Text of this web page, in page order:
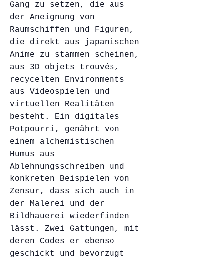
Gang zu setzen, die aus
der Aneignung von
Raumschiffen und Figuren,
die direkt aus japanischen
Anime zu stammen scheinen,
aus 3D objets trouvés,
recycelten Environments
aus Videospielen und
virtuellen Realitäten
besteht. Ein digitales
Potpourri, genährt von
einem alchemistischen
Humus aus
Ablehnungsschreiben und
konkreten Beispielen von
Zensur, dass sich auch in
der Malerei und der
Bildhauerei wiederfinden
lässt. Zwei Gattungen, mit
deren Codes er ebenso
geschickt und bevorzugt